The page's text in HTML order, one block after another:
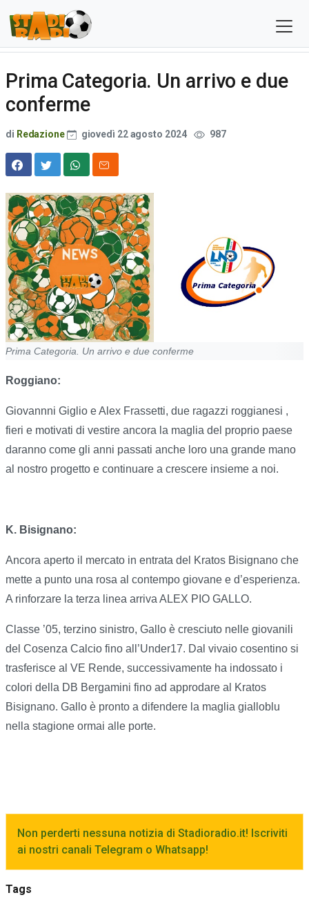
Prima Categoria. Un arrivo e due
conferme
di Redazione giovedì 22 agosto 2024 987
Prima Categoria. Un arrivo e due conferme
Roggiano:
Giovannni Giglio e Alex Frassetti, due ragazzi roggianesi ,
fieri e motivati di vestire ancora la maglia del proprio paese
daranno come gli anni passati anche loro una grande mano
al nostro progetto e continuare a crescere insieme a noi.
K. Bisignano:
Ancora aperto il mercato in entrata del Kratos Bisignano che
mette a punto una rosa al contempo giovane e d’esperienza.
A rinforzare la terza linea arriva ALEX PIO GALLO.
Classe ’05, terzino sinistro, Gallo è cresciuto nelle giovanili
del Cosenza Calcio fino all’Under17. Dal vivaio cosentino si
trasferisce al VE Rende, successivamente ha indossato i
colori della DB Bergamini fino ad approdare al Kratos
Bisignano. Gallo è pronto a difendere la maglia gialloblu
nella stagione ormai alle porte.
Non perderti nessuna notizia di Stadioradio.it! Iscriviti
ai nostri canali Telegram o Whatsapp!
Tags